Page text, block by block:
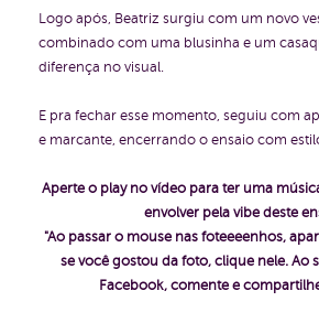
Logo após, Beatriz surgiu com um novo
combinado com uma blusinha e um
diferença no visual.
E pra fechar esse momento, seguiu com
e marcante, encerrando o ensaio com
Aperte o play no vídeo para ter uma
envolver pela vibe deste
"Ao passar o mouse nas foteeeenhos,
se você gostou da foto, clique nele. Ao
Facebook, comente e